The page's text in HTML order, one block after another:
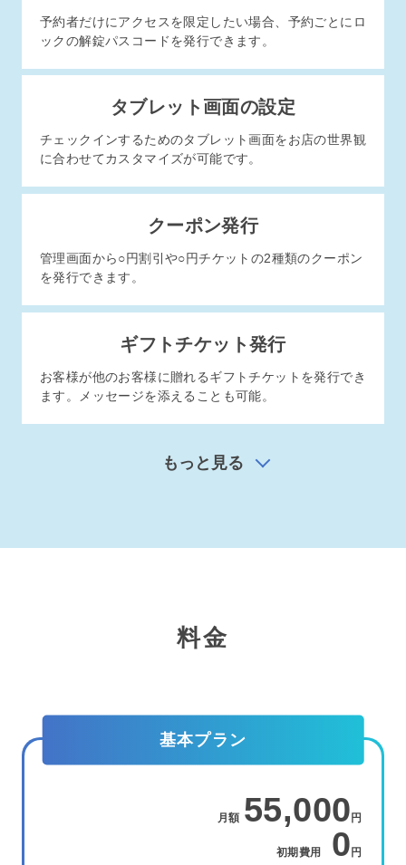
予約者だけにアクセスを限定したい場合、予約ごとにロ
ックの解錠パスコードを発行できます。
タブレット画面の設定
チェックインするためのタブレット画面をお店の世界観
に合わせてカスタマイズが可能です。
クーポン発行
管理画面から○円割引や○円チケットの2種類のクーポン
を発行できます。
ギフトチケット発行
お客様が他のお客様に贈れるギフトチケットを発行でき
ます。メッセージを添えることも可能。
もっと見る
料金
基本プラン
月額 55,000円
初期費用 0円